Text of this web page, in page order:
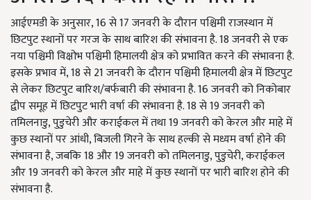
आईएमडी के अनुसार, 16 से 17 जनवरी के दौरान पश्चिमी राजस्थान में
छिटपुट स्थानों पर गरज के साथ बारिश की संभावना है. 18 जनवरी से एक
नया पश्चिमी विक्षोभ पश्चिमी हिमालयी क्षेत्र को प्रभावित करने की संभावना है.
इसके प्रभाव में, 18 से 21 जनवरी के दौरान पश्चिमी हिमालयी क्षेत्र में छिटपुट
से लेकर छिटपुट बारिश/बर्फबारी की संभावना है. 16 जनवरी को निकोबार
द्वीप समूह में छिटपुट भारी वर्षा की संभावना है. 18 से 19 जनवरी को
तमिलनाडु, पुडुचेरी और कराईकल में तथा 19 जनवरी को केरल और माहे में
कुछ स्थानों पर आंधी, बिजली गिरने के साथ हल्की से मध्यम वर्षा होने की
संभावना है, जबकि 18 और 19 जनवरी को तमिलनाडु, पुडुचेरी, कराईकल
और 19 जनवरी को केरल और माहे में कुछ स्थानों पर भारी बारिश होने की
संभावना है.